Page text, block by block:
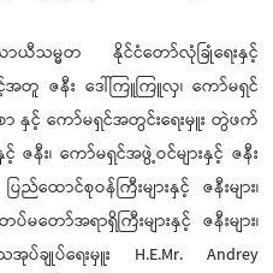
ယီသမ္မတ နိုင်ငံတော်လုံခြုံရေးနှင့်
နှင့်အတူ ဇနီး ဒေါ်ကြူကြူလှ၊ ကော်မရှင်
ာ နှင့် ကော်မရှင်အတွင်းရေးမှူး တွဲဖက်
ဇနီး၊ ကော်မရှင်အဖွဲ့ဝင်များနှင့် ဇနီး
ည်ထောင်စုဝန်ကြီးများနှင့် ဇနီးများ၊
တော်အရာရှိကြီးများနှင့် ဇနီးများ၊
အုပ်ချုပ်ရေးမှူး H.E.Mr. Andrey